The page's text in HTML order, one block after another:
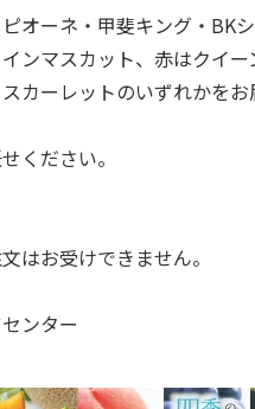
オーネ・甲斐キング・BK
ンマスカット、赤はクイー
カーレットのいずれかを
ください。
はお受けできません。
ンター